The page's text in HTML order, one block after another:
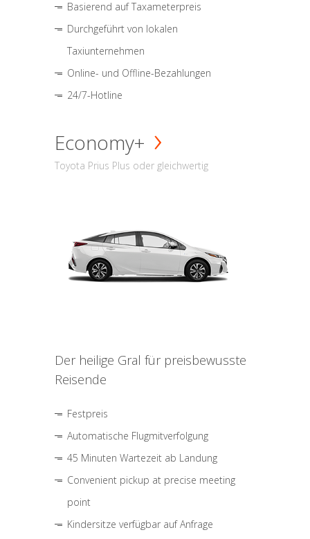
Basierend auf Taxameterpreis
Durchgeführt von lokalen
Taxiunternehmen
Online- und Offline-Bezahlungen
24/7-Hotline
Economy+
Toyota Prius Plus oder gleichwertig
Der heilige Gral für preisbewusste
Reisende
Festpreis
Automatische Flugmitverfolgung
45 Minuten Wartezeit ab Landung
Convenient pickup at precise meeting
point
Kindersitze verfügbar auf Anfrage